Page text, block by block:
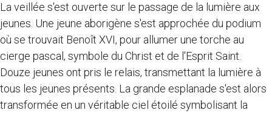
La veillée s'est ouverte sur le passage de la lumière aux
jeunes. Une jeune aborigène s'est approchée du podium
où se trouvait Benoît XVI, pour allumer une torche au
cierge pascal, symbole du Christ et de l'Esprit Saint.
Douze jeunes ont pris le relais, transmettant la lumière à
tous les jeunes présents. La grande esplanade s'est alors
transformée en un véritable ciel étoilé symbolisant la